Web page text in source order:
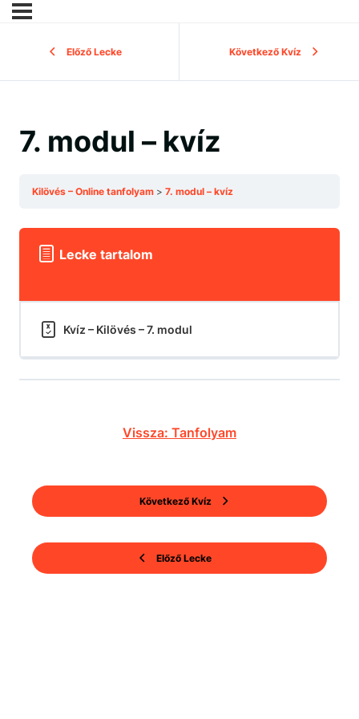
Előző Lecke Következő Kvíz
7. modul – kvíz
Kilövés – Online tanfolyam 7. modul – kvíz
Lecke tartalom
Kvíz – Kilövés – 7. modul
Előző Lecke
Vissza: Tanfolyam
Következő Kvíz